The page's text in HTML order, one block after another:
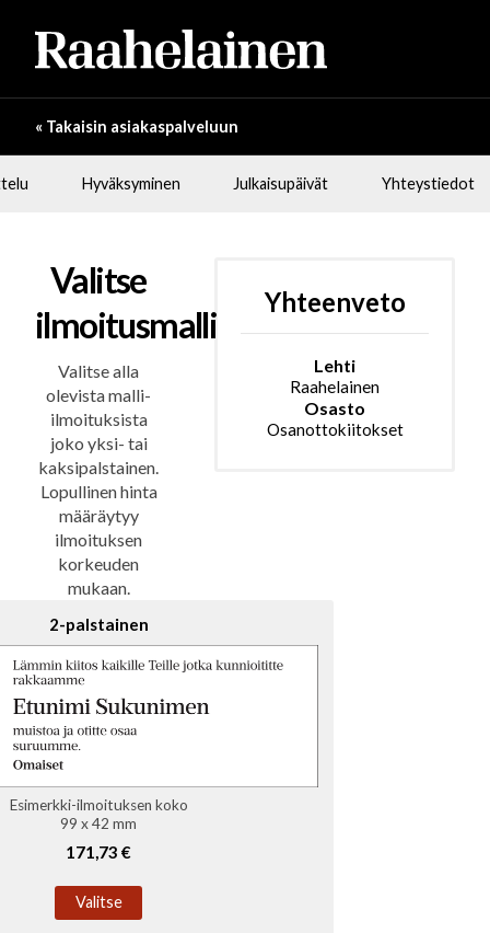
« Takaisin asiakaspalveluun
Hyväksyminen Julkaisupäivät Yhteystiedot
Valitse
ilmoitusmalli
Valitse alla
olevista malli-
ilmoituksista
joko yksi- tai
kaksipalstainen.
Lopullinen hinta
määräytyy
ilmoituksen
korkeuden
mukaan.
2-palstainen
Esimerkki-ilmoituksen koko
99 x 42 mm
171,73 €
Valitse
Yhteenveto
Lehti
Raahelainen
Osasto
Osanottokiitokset